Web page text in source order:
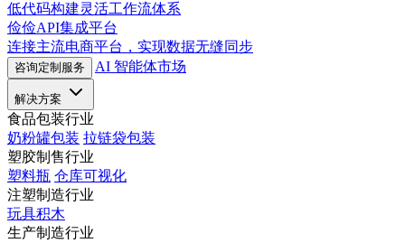
低代码构建灵活工作流体系
俭俭API集成平台
连接主流电商平台，实现数据无缝同步
咨询定制服务 AI 智能体市场
解决方案
食品包装行业
奶粉罐包装 拉链袋包装
塑胶制售行业
塑料瓶 仓库可视化
注塑制造行业
玩具积木
生产制造行业